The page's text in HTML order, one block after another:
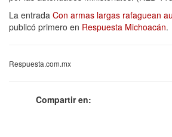
La entrada Con armas largas rafaguean
publicó primero en Respuesta Michoacán.
Respuesta.com.mx
Compartir en: